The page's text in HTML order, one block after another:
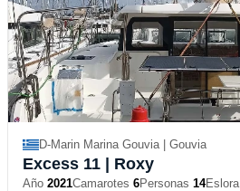
D-Marin Marina Gouvia | Gouvia
Excess 11 | Roxy
Año 2021Camarotes 6Personas 14Eslora